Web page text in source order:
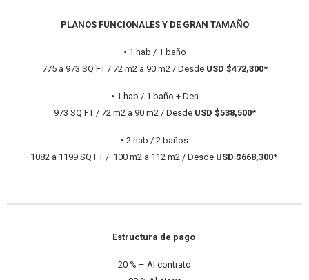
PLANOS FUNCIONALES Y DE GRAN TAMAÑO
• 1 hab / 1 baño
775 a 973 SQ FT / 72 m2 a 90 m2 / Desde USD $472,300*
• 1 hab / 1 baño + Den
973 SQ FT / 72 m2 a 90 m2 / Desde USD $538,500*
• 2 hab / 2 baños
1082 a 1199 SQ FT / 100 m2 a 112 m2 / Desde USD $668,300*
Estructura de pago
20 % – Al contrato